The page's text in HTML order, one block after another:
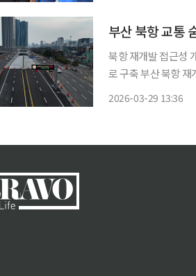
부산 북항 교통
북항 재개발 접근성
로 구축 부산 북항 재개발 핵심 교통축인 충장지하차도가 31일 오후 2시부터 우선 개통된다.
2026-03-29 13:36